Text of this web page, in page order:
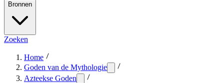
Bronnen
Zoeken
Home
Goden van de Mythologie
Azteekse Goden